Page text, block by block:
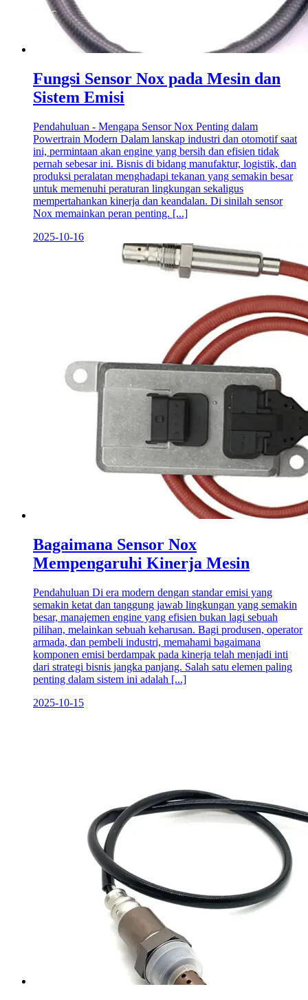
Fungsi Sensor Nox pada Mesin dan
Sistem Emisi
Pendahuluan - Mengapa Sensor Nox Penting dalam
Powertrain Modern Dalam lanskap industri dan otomotif saat
ini, permintaan akan engine yang bersih dan efisien tidak
pernah sebesar ini. Bisnis di bidang manufaktur, logistik, dan
produksi peralatan menghadapi tekanan yang semakin besar
untuk memenuhi peraturan lingkungan sekaligus
mempertahankan kinerja dan keandalan. Di sinilah sensor
Nox memainkan peran penting. [...]
2025-10-16
Bagaimana Sensor Nox
Mempengaruhi Kinerja Mesin
Pendahuluan Di era modern dengan standar emisi yang
semakin ketat dan tanggung jawab lingkungan yang semakin
besar, manajemen engine yang efisien bukan lagi sebuah
pilihan, melainkan sebuah keharusan. Bagi produsen, operator
armada, dan pembeli industri, memahami bagaimana
komponen emisi berdampak pada kinerja telah menjadi inti
dari strategi bisnis jangka panjang. Salah satu elemen paling
penting dalam sistem ini adalah [...]
2025-10-15